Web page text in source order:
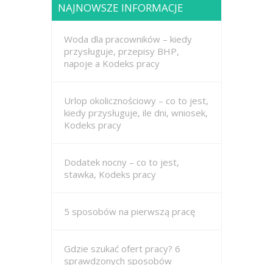
NAJNOWSZE INFORMACJE
Woda dla pracowników – kiedy
przysługuje, przepisy BHP,
napoje a Kodeks pracy
Urlop okolicznościowy – co to jest,
kiedy przysługuje, ile dni, wniosek,
Kodeks pracy
Dodatek nocny – co to jest,
stawka, Kodeks pracy
5 sposobów na pierwszą pracę
Gdzie szukać ofert pracy? 6
sprawdzonych sposobów